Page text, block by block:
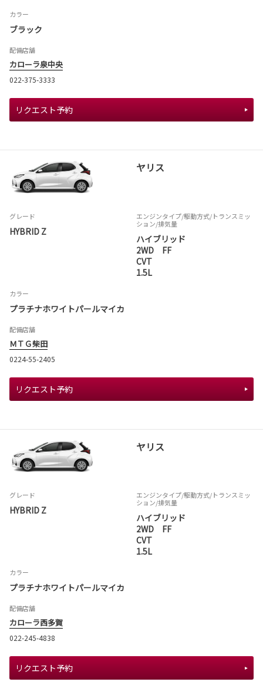
カラー
ブラック
配備店舗
カローラ泉中央
022-375-3333
リクエスト予約
ヤリス
グレード
HYBRID Z
エンジンタイプ/駆動方式/トランスミッ
ション/排気量
ハイブリッド
2WD FF
CVT
1.5L
カラー
プラチナホワイトパールマイカ
配備店舗
ＭＴＧ柴田
0224-55-2405
リクエスト予約
ヤリス
グレード
HYBRID Z
エンジンタイプ/駆動方式/トランスミッ
ション/排気量
ハイブリッド
2WD FF
CVT
1.5L
カラー
プラチナホワイトパールマイカ
配備店舗
カローラ西多賀
022-245-4838
リクエスト予約